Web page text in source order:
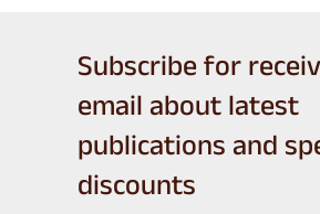
Subscribe for
email about latest
publications and
discounts